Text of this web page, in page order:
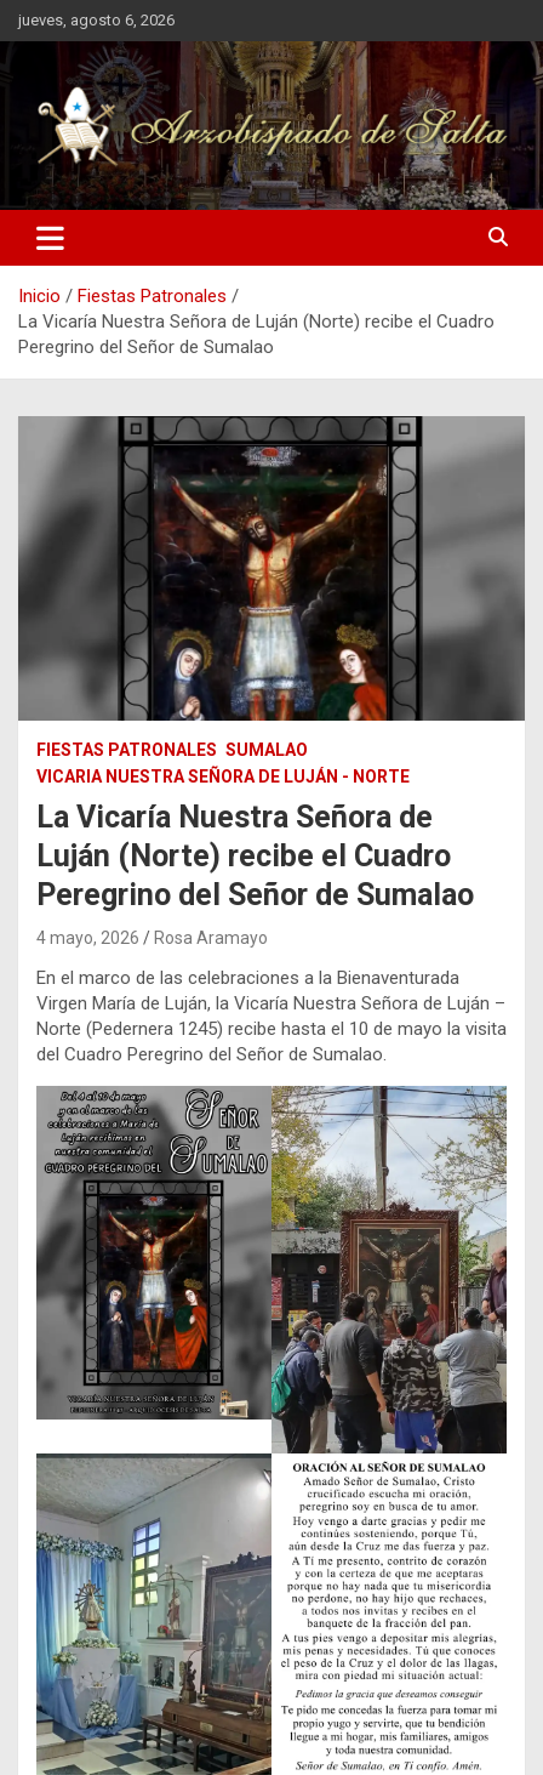
Saltar
al
contenido
jueves, agosto 6, 2026
Inicio
Fiestas Patronales
La Vicaría Nuestra Señora de Luján (Norte) recibe el Cuadro
Peregrino del Señor de Sumalao
FIESTAS PATRONALES SUMALAO
VICARIA NUESTRA SEÑORA DE LUJÁN - NORTE
La Vicaría Nuestra Señora de
Luján (Norte) recibe el Cuadro
Peregrino del Señor de Sumalao
4 mayo, 2026 Rosa Aramayo
En el marco de las celebraciones a la Bienaventurada
Virgen María de Luján, la Vicaría Nuestra Señora de Luján –
Norte (Pedernera 1245) recibe hasta el 10 de mayo la visita
del Cuadro Peregrino del Señor de Sumalao.